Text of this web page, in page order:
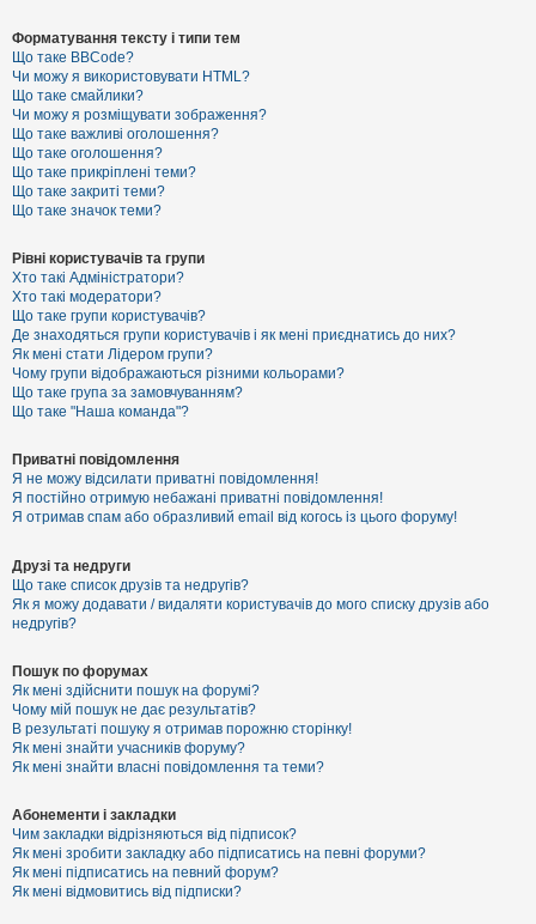
П
о
ш
у
к
Д
о
п
о
г
а
Форматування тексту і типи тем
Що таке BBCode?
Чи можу я використовувати HTML?
Що таке смайлики?
Чи можу я розміщувати зображення?
Що таке важливі оголошення?
Що таке оголошення?
Що таке прикріплені теми?
Що таке закриті теми?
Що таке значок теми?
Рівні користувачів та групи
Хто такі Адміністратори?
Хто такі модератори?
Що таке групи користувачів?
Де знаходяться групи користувачів і як мені приєднатись до них?
Як мені стати Лідером групи?
Чому групи відображаються різними кольорами?
Що таке група за замовчуванням?
Що таке "Наша команда"?
Приватні повідомлення
Я не можу відсилати приватні повідомлення!
Я постійно отримую небажані приватні повідомлення!
Я отримав спам або образливий email від когось із цього форуму!
Друзі та недруги
Що таке список друзів та недругів?
Як я можу додавати / видаляти користувачів до мого списку друзів або
недругів?
Пошук по форумах
Як мені здійснити пошук на форумі?
Чому мій пошук не дає результатів?
В результаті пошуку я отримав порожню сторінку!
Як мені знайти учасників форуму?
Як мені знайти власні повідомлення та теми?
Абонементи і закладки
Чим закладки відрізняються від підписок?
Як мені зробити закладку або підписатись на певні форуми?
Як мені підписатись на певний форум?
Як мені відмовитись від підписки?